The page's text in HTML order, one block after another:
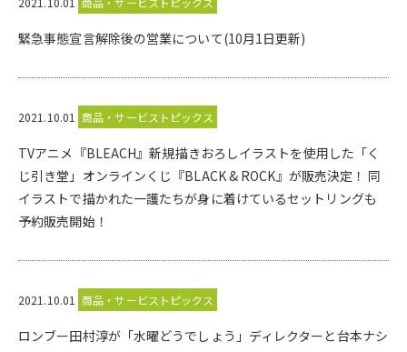
緊急事態宣言解除後の営業について(10月1日更新)
2021.10.01 商品・サービストピックス
TVアニメ『BLEACH』新規描きおろしイラストを使用した「く
じ引き堂」オンラインくじ『BLACK & ROCK』が販売決定！ 同
イラストで描かれた一護たちが身に着けているセットリングも
予約販売開始！
2021.10.01 商品・サービストピックス
ロンブー田村淳が「水曜どうでしょう」ディレクターと台本ナシ